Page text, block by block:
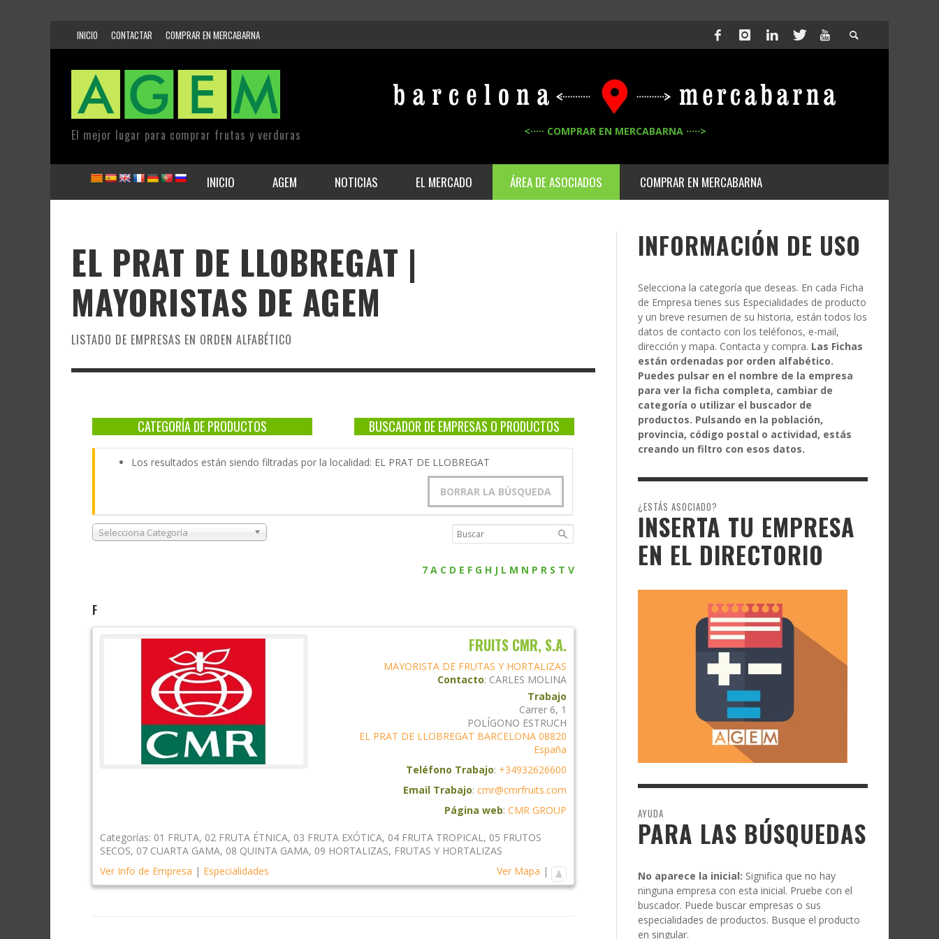
INICIO CONTACTAR COMPRAR EN MERCABARNA
El mejor lugar para comprar frutas y verduras <····· COMPRAR EN MERCABARNA ·····>
INICIO AGEM NOTICIAS EL MERCADO ÁREA DE ASOCIADOS COMPRAR EN MERCABARNA
EL PRAT DE LLOBREGAT |
MAYORISTAS DE AGEM
LISTADO DE EMPRESAS EN ORDEN ALFABÉTICO
CATEGORÍA DE PRODUCTOS BUSCADOR DE EMPRESAS O PRODUCTOS
Los resultados están siendo filtradas por la localidad: EL PRAT DE LLOBREGAT
BORRAR LA BÚSQUEDA
Selecciona Categoría
7 A C D E F G H J L M N P R S T V
F
FRUITS CMR, S.A.
MAYORISTA DE FRUTAS Y HORTALIZAS
Contacto: CARLES MOLINA
Trabajo
Carrer 6, 1
POLÍGONO ESTRUCH
EL PRAT DE LLOBREGAT BARCELONA 08820
España
Teléfono Trabajo: +34932626600
Email Trabajo: cmr@cmrfruits.com
Página web: CMR GROUP
Categorías: 01 FRUTA, 02 FRUTA ÉTNICA, 03 FRUTA EXÓTICA, 04 FRUTA TROPICAL, 05 FRUTOS
SECOS, 07 CUARTA GAMA, 08 QUINTA GAMA, 09 HORTALIZAS, FRUTAS Y HORTALIZAS
Ver Info de Empresa | Especialidades Ver Mapa |
INFORMACIÓN DE USO
Selecciona la categoría que deseas. En cada Ficha
de Empresa tienes sus Especialidades de producto
y un breve resumen de su historia, están todos los
datos de contacto con los teléfonos, e-mail,
dirección y mapa. Contacta y compra. Las Fichas
están ordenadas por orden alfabético.
Puedes pulsar en el nombre de la empresa
para ver la ficha completa, cambiar de
categoría o utilizar el buscador de
productos. Pulsando en la población,
provincia, código postal o actividad, estás
creando un filtro con esos datos.
¿ESTÁS ASOCIADO?
INSERTA TU EMPRESA
EN EL DIRECTORIO
AYUDA
PARA LAS BÚSQUEDAS
No aparece la inicial: Significa que no hay
ninguna empresa con esta inicial. Pruebe con el
buscador. Puede buscar empresas o sus
especialidades de productos. Busque el producto
en singular.